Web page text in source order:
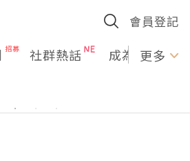
會員登記
社群熱話 成為U更多